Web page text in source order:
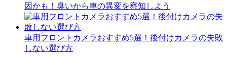
因かも！臭いから車の異変を察知しよう
車用フロントカメラおすすめ5選！後付けカメラの失敗
しない選び方